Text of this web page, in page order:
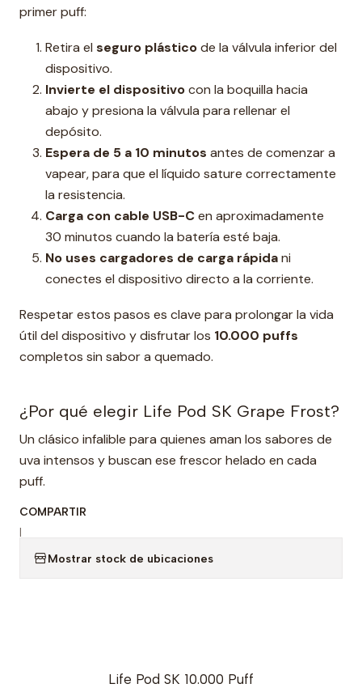
primer puff:
Retira el seguro plásticode la válvula inferior del
dispositivo.
Invierte el dispositivocon la boquilla hacia
abajo y presiona la válvula para rellenar el
depósito.
Espera de 5 a 10 minutos antes de comenzar a
vapear, para que el líquido sature correctamente
la resistencia.
Carga con cable USB-Cen aproximadamente
30 minutos cuando la batería esté baja.
No uses cargadores de carga rápidani
conectes el dispositivo directo a la corriente.
Respetar estos pasos es clave para prolongar la vida
útil del dispositivo y disfrutar los 10.000 puffs
completos sin sabor a quemado.
¿Por qué elegir Life Pod SK Grape Frost?
Un clásico infalible para quienes aman los sabores de
uva intensos y buscan ese frescor helado en cada
puff.
COMPARTIR
|
Mostrar stock de ubicaciones
Life Pod SK 10.000 Puff